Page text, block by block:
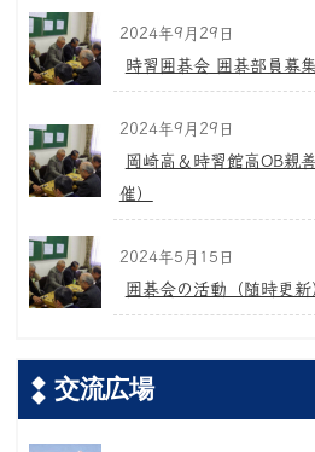
2024年9月29日
時習囲碁会 囲碁部員募集
2024年9月29日
岡崎高＆時習館高OB親
催）
2024年5月15日
囲碁会の活動（随時更新
交流広場